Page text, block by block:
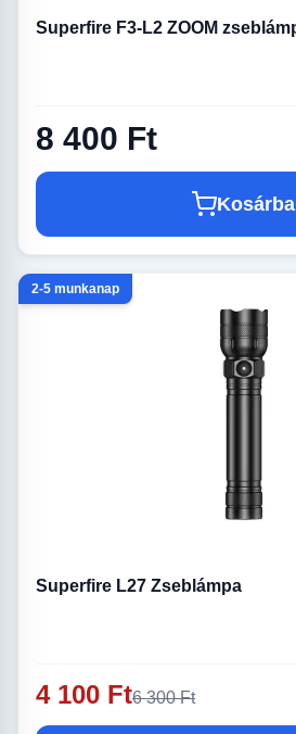
Superfire F3-L2 ZOOM
8 400 Ft
Kosárba
2-5 munkanap
Superfire L27 Zseblámpa
4 100 Ft6 300 Ft